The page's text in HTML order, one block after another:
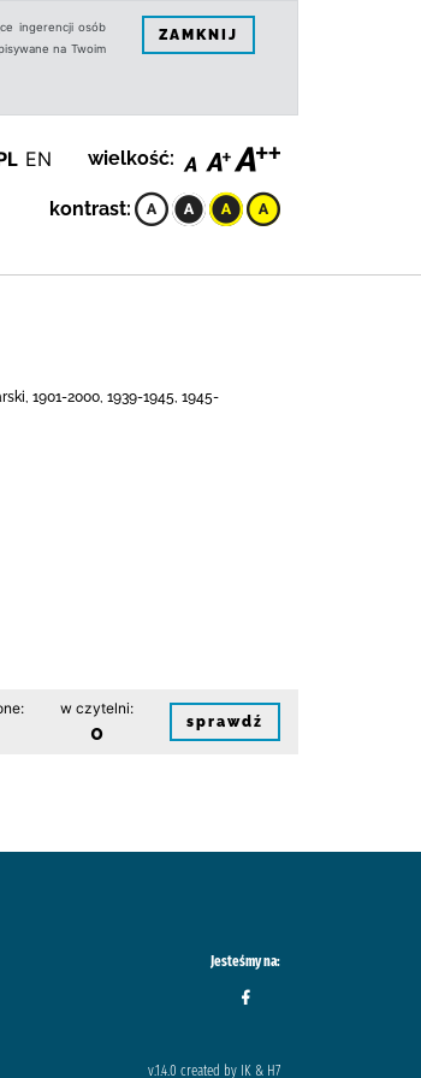
ingerencji osób
na Twoim
ZAMKNIJ
EN wielkość:
kontrast:
1901-2000, 1939-1945, 1945-
w czytelni:
0 sprawdź
Jesteśmy na:
v.1.4.0 created by IK & H7